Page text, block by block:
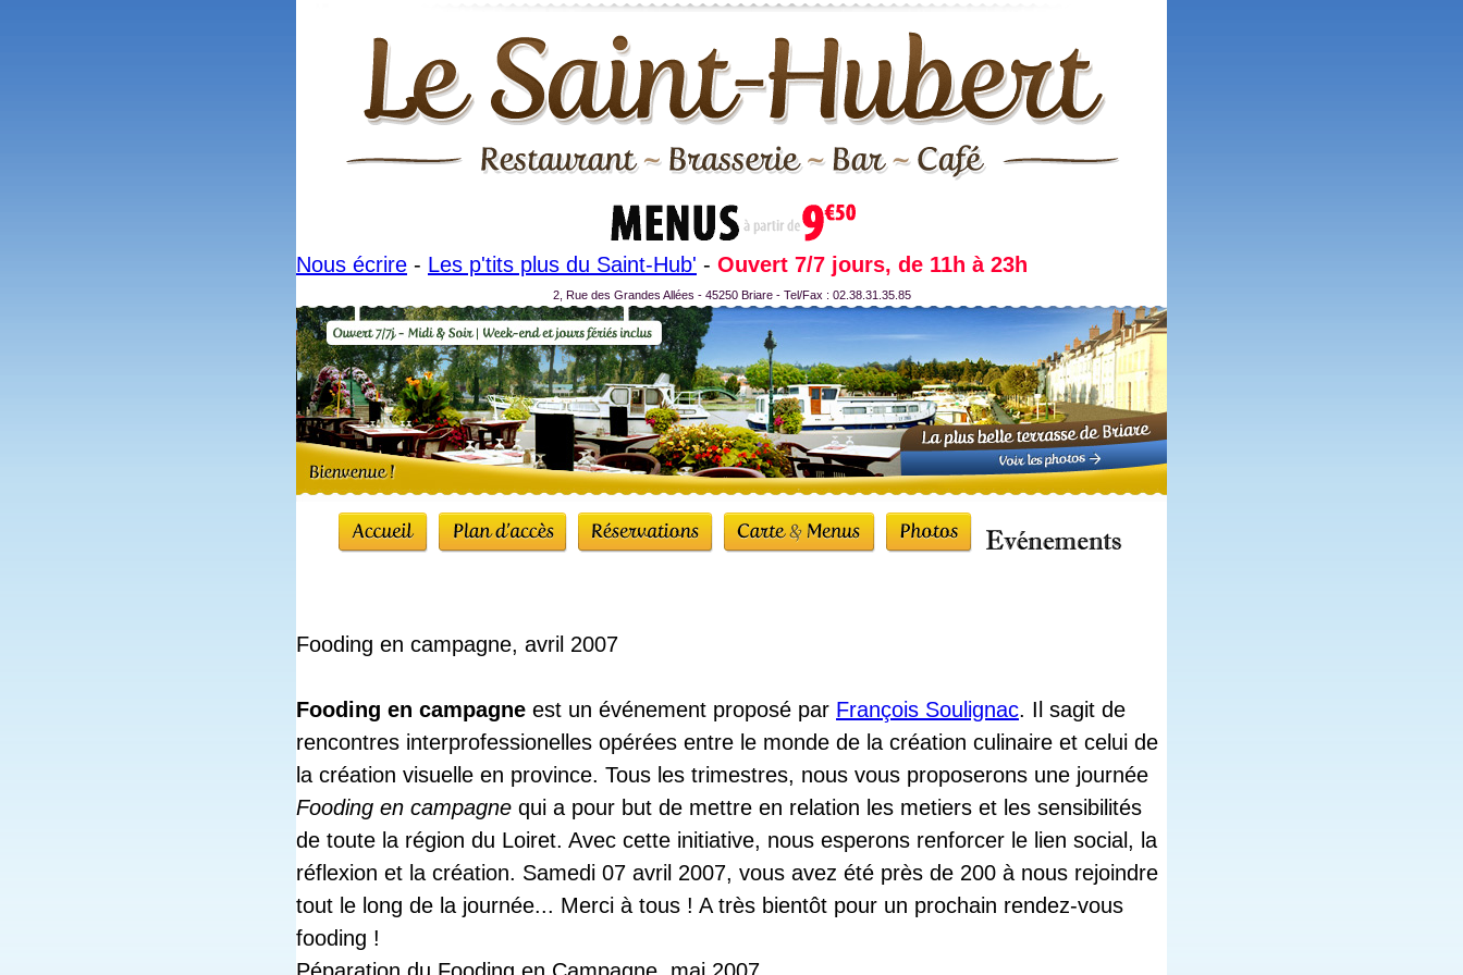
Nous écrire - Les p'tits plus du Saint-Hub' - Ouvert 7/7 jours, de 11h à 23h
2, Rue des Grandes Allées - 45250 Briare - Tel/Fax : 02.38.31.35.85
Fooding en campagne, avril 2007
Fooding en campagne est un événement proposé par François Soulignac. Il sagit de
rencontres interprofessionelles opérées entre le monde de la création culinaire et celui de
la création visuelle en province. Tous les trimestres, nous vous proposerons une journée
Fooding en campagne qui a pour but de mettre en relation les metiers et les sensibilités
de toute la région du Loiret. Avec cette initiative, nous esperons renforcer le lien social, la
réflexion et la création. Samedi 07 avril 2007, vous avez été près de 200 à nous rejoindre
tout le long de la journée... Merci à tous ! A très bientôt pour un prochain rendez-vous
fooding !